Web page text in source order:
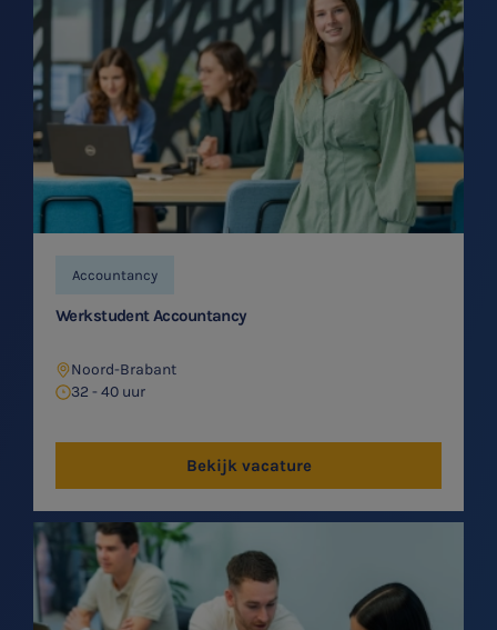
Accountancy
Werkstudent Accountancy
Noord-Brabant
32 - 40 uur
Bekijk vacature